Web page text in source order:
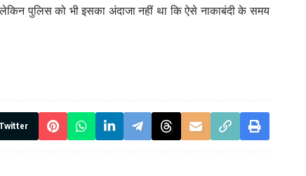
पुलिस को भी इसका अंदाजा नहीं था कि ऐसे नाकाबंदी के समय
Twitter